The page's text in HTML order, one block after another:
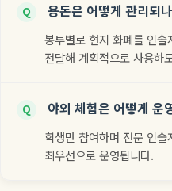
Q 용돈은 어떻게 관리되
봉투별로 현지 화폐를 인
전달해 계획적으로 사용하
Q 야외 체험은 어떻게 운
학생만 참여하며 전문 인
최우선으로 운영됩니다.